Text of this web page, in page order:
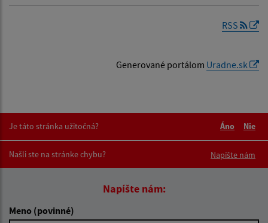
RSS
Generované portálom Uradne.sk
Je táto stránka užitočná?
Áno
Nie
Našli ste na stránke chybu?
Napíšte nám
Napíšte nám:
Meno (povinné)